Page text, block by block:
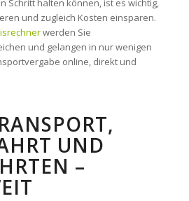
und zugleich Kosten einsparen.
werden Sie
und gelangen in nur wenigen
online, direkt und
UND
–